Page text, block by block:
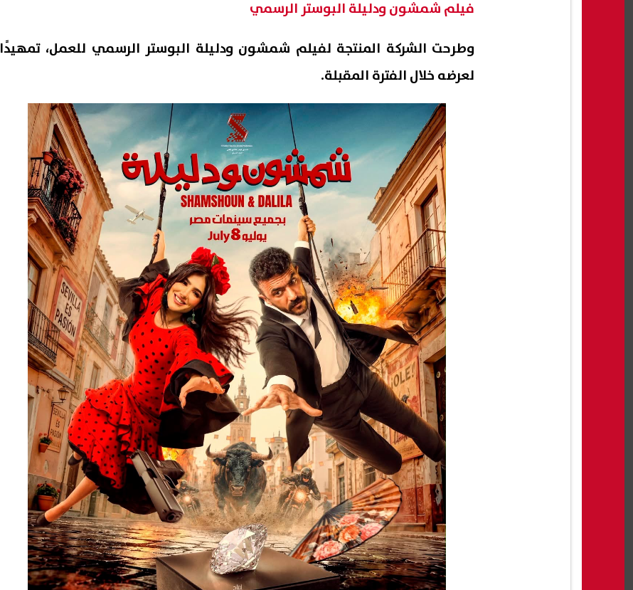
فيلم شمشون ودليلة البوستر الرسمي
وطرحت الشركة المنتجة لفيلم شمشون ودليلة البوستر الرسمي للعمل، تمهيدًا
لعرضه خلال الفترة المقبلة.
لمنظمة اليونسكو: نسعى للتعاون
في دعم التراث الثقافي وجودة
البحيرة
06 أغسطس, 2026 11:40 ص
06 أغسطس, 2026 11:36 ص